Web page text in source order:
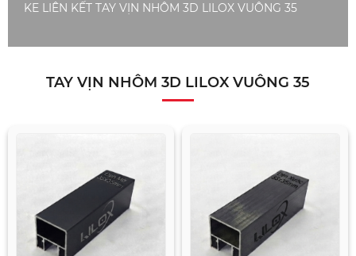
KE LIÊN KẾT TAY VỊN NHÔM 3D LILOX VUÔNG 35
TAY VỊN NHÔM 3D LILOX VUÔNG 35